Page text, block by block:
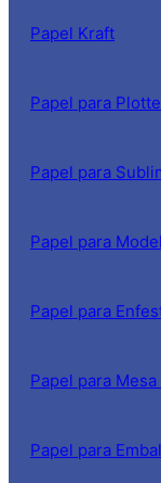
Papel Kraft
Papel para
Papel para
Papel para
Papel para
Papel para
Papel para